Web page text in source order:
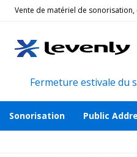
Vente de matériel de
Fermeture estivale du
Sonorisation Public